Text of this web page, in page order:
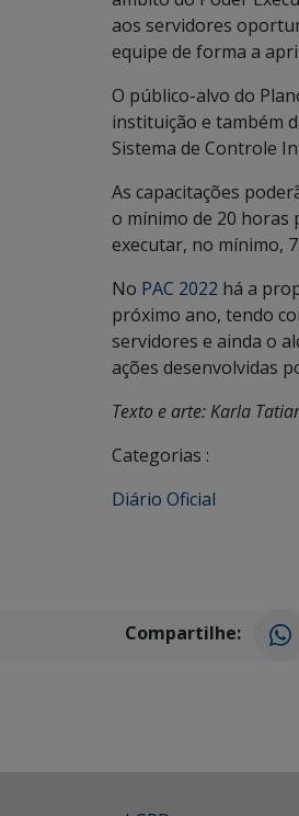
aos servidores
equipe de forma a
O público-alvo do
instituição e também
Sistema de Controle
As capacitações
o mínimo de 20 horas
executar, no mínimo,
No PAC 2022 há a
próximo ano, tendo
servidores e ainda o
ações desenvolvidas
Texto e arte: Karla
Categorias :
Diário Oficial
Compartilhe: